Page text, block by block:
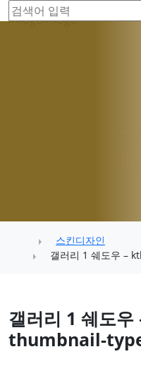
스킨디자인
갤러리 1 쉐도우 –
갤러리 1 쉐도
thumbnail-